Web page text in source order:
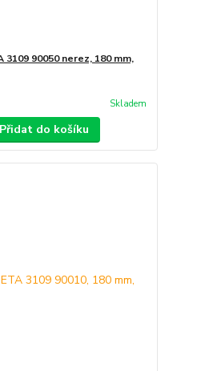
3109 90050 nerez, 180 mm,
Skladem
Přidat do košíku